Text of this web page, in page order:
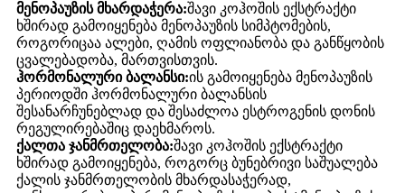
მენოპაუზის მხარდაჭერა:შავი კოჰოშის ექსტრაქტი
ხშირად გამოიყენება მენოპაუზის სიმპტომების,
როგორიცაა ალები, ღამის ოფლიანობა და განწყობის
ცვალებადობა, მართვისთვის.
ჰორმონალური ბალანსი:ის გამოიყენება მენოპაუზის
პერიოდში ჰორმონალური ბალანსის
შესანარჩუნებლად და შესაძლოა ესტროგენის დონის
რეგულირებაშიც დაეხმაროს.
ქალთა ჯანმრთელობა:შავი კოჰოშის ექსტრაქტი
ხშირად გამოიყენება, როგორც ბუნებრივი საშუალება
ქალის ჯანმრთელობის მხარდასაჭერად,